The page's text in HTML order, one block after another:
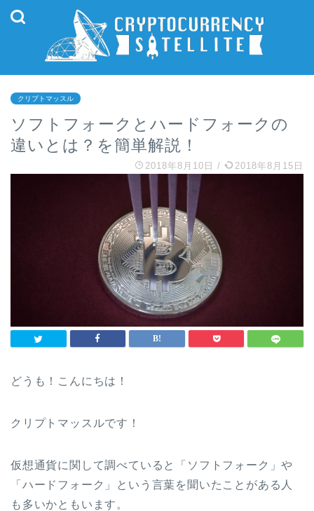
クリプトマッスル
ソフトフォークとハードフォークの
違いとは？を簡単解説！
2018年8月10日 / 2018年8月15日
どうも！こんにちは！
クリプトマッスルです！
仮想通貨に関して調べていると「ソフトフォーク」や
「ハードフォーク」という言葉を聞いたことがある人
も多いかともいます。